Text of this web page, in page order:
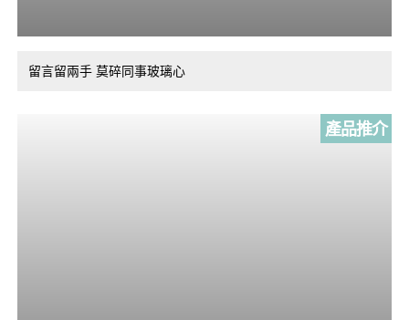
留言留兩手 莫碎同事玻璃心
產品推介